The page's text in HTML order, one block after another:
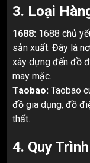
3. Loại
1688: 1688 chủ
sản xuất. Đây là
xây dựng đến đồ
may mặc.
Taobao: Taobao
đồ gia dụng, đồ
thất.
4. Quy